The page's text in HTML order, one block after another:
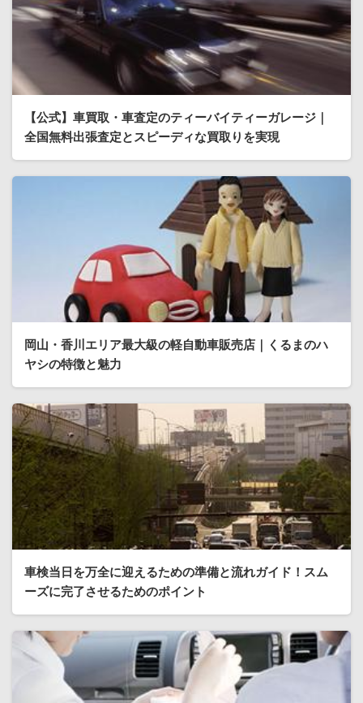
【公式】車買取・車査定のティーバイティーガレージ｜
全国無料出張査定とスピーディな買取りを実現
岡山・香川エリア最大級の軽自動車販売店｜くるまのハ
ヤシの特徴と魅力
車検当日を万全に迎えるための準備と流れガイド！スム
ーズに完了させるためのポイント